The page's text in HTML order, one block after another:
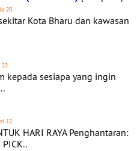
20
Kota Bharu dan kawasan
22
kepada sesiapa yang ingin
12
HARI RAYA Penghantaran: